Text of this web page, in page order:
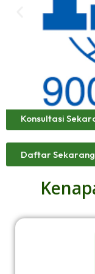
Konsultasi
Daftar Sekarang